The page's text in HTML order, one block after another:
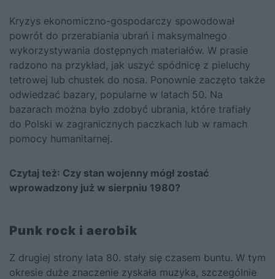
Kryzys ekonomiczno-gospodarczy spowodował
powrót do przerabiania ubrań i maksymalnego
wykorzystywania dostępnych materiałów. W prasie
radzono na przykład, jak uszyć spódnicę z pieluchy
tetrowej lub chustek do nosa. Ponownie zaczęto także
odwiedzać bazary, popularne w latach 50. Na
bazarach można było zdobyć ubrania, które trafiały
do Polski w zagranicznych paczkach lub w ramach
pomocy humanitarnej.
Czytaj też: Czy stan wojenny mógł zostać
wprowadzony już w sierpniu 1980?
Punk rock i aerobik
Z drugiej strony lata 80. stały się czasem buntu. W tym
okresie duże znaczenie zyskała muzyka, szczególnie